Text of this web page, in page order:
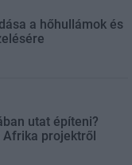
a hőhullámok és
utat építeni?
Afrika projektről